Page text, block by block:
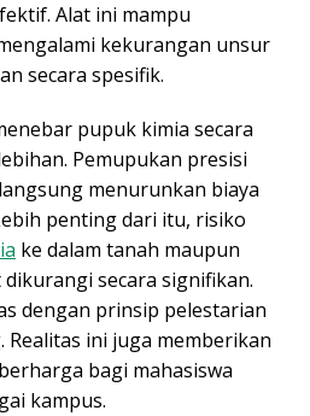
Alat ini mampu
kekurangan unsur
secara spesifik.
pupuk kimia secara
Pemupukan presisi
menurunkan biaya
penting dari itu, risiko
ke dalam tanah maupun
secara signifikan.
dengan prinsip pelestarian
ini juga memberikan
bagi mahasiswa
kampus.